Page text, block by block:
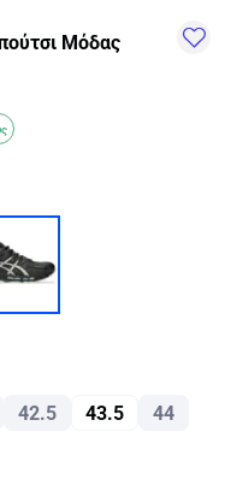
Μόδας
42.5 43.5
44